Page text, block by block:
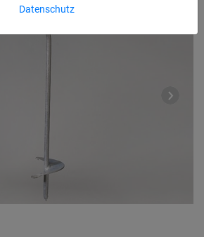
Datenschutz